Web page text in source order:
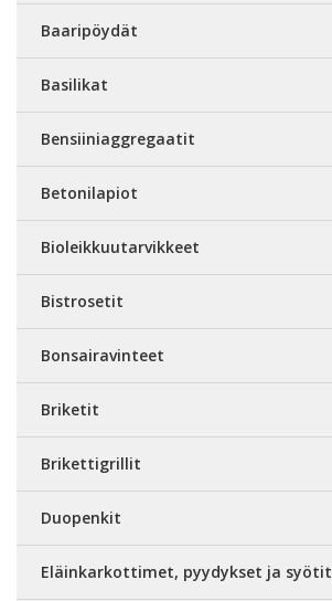
Baaripöydät
Basilikat
Bensiiniaggregaatit
Betonilapiot
Bioleikkuutarvikkeet
Bistrosetit
Bonsairavinteet
Briketit
Brikettigrillit
Duopenkit
Eläinkarkottimet, pyydykset ja syötit